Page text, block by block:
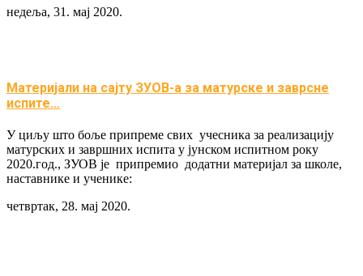
недеља, 31. мај 2020.
Материјали на сајту ЗУОВ-а за матурске и заврсне
испите…
У циљу што боље припреме свих учесника за реализацију
матурских и завршних испита у јунском испитном року
2020.год., ЗУОВ је припремио додатни материјал за школе,
наставнике и ученике:
четвртак, 28. мај 2020.